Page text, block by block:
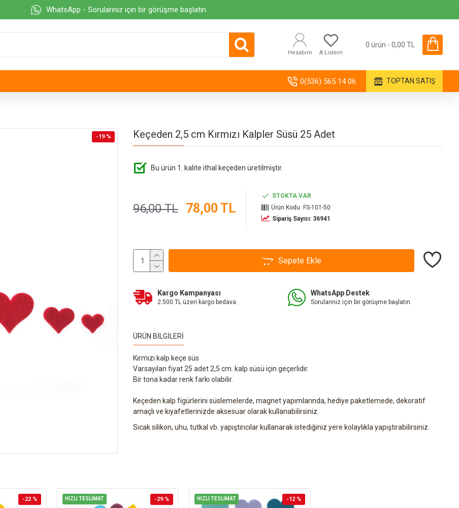
WhatsApp - Sorularınız için bir görüşme başlatın.
Hesabım A.Listem
0 ürün - 0,00 TL
0(536) 565 14 06 TOPTAN SATIŞ
-19 % Keçeden 2,5 cm Kırmızı Kalpler Süsü 25 Adet
Bu ürün 1. kalite ithal keçeden üretilmiştir.
78,00 TL
96,00 TL
STOKTA VAR
Ürün Kodu: FS-101-50
Sipariş Sayısı: 36941
Sepete Ekle
Kargo Kampanyası
2.500 TL üzeri kargo bedava.
WhatsApp Destek
Sorularınız için bir görüşme başlatın.
ÜRÜN BILGILERI
Kırmızı kalp keçe süs
Varsayılan fiyat 25 adet 2,5 cm. kalp süsü için geçerlidir.
Bir tona kadar renk farkı olabilir.
Keçeden kalp figürlerini süslemelerde, magnet yapımlarında, hediye paketlemede, dekoratif
amaçlı ve kıyafetlerinizde aksesuar olarak kullanabilirsiniz.
Sıcak silikon, uhu, tutkal vb. yapıştırıcılar kullanarak istediğiniz yere kolaylıkla yapıştırabilirsiniz.
-22 % HIZLI TESLİMAT -29 % HIZLI TESLİMAT -12 %